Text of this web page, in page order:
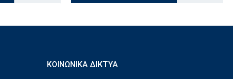
ΚΟΙΝΩΝΙΚΆ ΔΊΚΤΥΑ